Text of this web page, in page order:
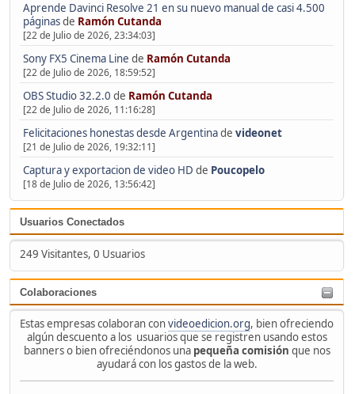
Aprende Davinci Resolve 21 en su nuevo manual de casi 4.500
páginasde Ramón Cutanda
[22 de Julio de 2026, 23:34:03]
Sony FX5 Cinema Line de Ramón Cutanda
[22 de Julio de 2026, 18:59:52]
OBS Studio 32.2.0 de Ramón Cutanda
[22 de Julio de 2026, 11:16:28]
Felicitaciones honestas desde Argentinade videonet
[21 de Julio de 2026, 19:32:11]
Captura y exportacion de video HD de Poucopelo
[18 de Julio de 2026, 13:56:42]
Usuarios Conectados
249 Visitantes, 0 Usuarios
Colaboraciones
Estas empresas colaboran convideoedicion.org, bien ofreciendo
algún descuento a los usuarios que se registren usando estos
banners o bien ofreciéndonos una pequeña comisión que nos
ayudará con los gastos de la web.